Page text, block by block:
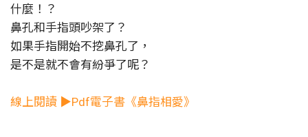
什麼！？
鼻孔和手指頭吵架了？
如果手指開始不挖鼻孔了，
是不是就不會有紛爭了呢？
線上閱讀 ▶Pdf電子書《鼻指相愛》